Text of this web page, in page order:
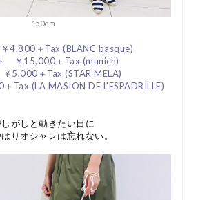
150cm
4,800＋Tax (BLANC basque)
￥15,000＋Tax (munich)
5,000＋Tax (STAR MELA)
Tax (LA MASION DE L'ESPADRILLE)
がしと動きたい日に
りオシャレは忘れない。